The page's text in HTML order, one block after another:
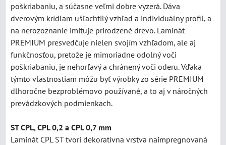
poškriabaniu, a súčasne veľmi dobre vyzerá. Dáva
dverovým krídlam ušľachtilý vzhľad a individuálny profil, a
na nerozoznanie imituje prirodzené drevo. Laminát
PREMIUM presvedčuje nielen svojím vzhľadom, ale aj
funkčnosťou, pretože je mimoriadne odolný voči
poškriabaniu, je nehorľavý a chránený voči oderu. Vďaka
týmto vlastnostiam môžu byť výrobky zo série PREMIUM
dlhoročne bezproblémovo používané, a to aj v náročných
prevádzkových podmienkach.
ST CPL, CPL 0,2 a CPL 0,7 mm
Laminát CPL ST tvorí dekoratívna vrstva naimpregnovaná